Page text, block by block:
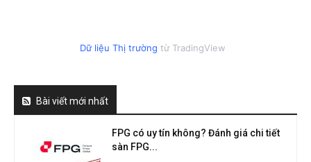
Dữ liệu Thị trường từ TradingView
Bài viết mới nhất
FPG có uy tín không? Đánh giá chi tiết
sàn FPG...